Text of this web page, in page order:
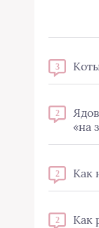
3
2
«на
2 Как
2 Как